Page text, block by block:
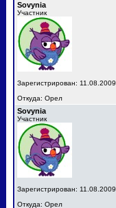
Sovynia
Участник
Зарегистрирован: 11.08.2009
Откуда: Орел
Sovynia
Участник
Зарегистрирован: 11.08.2009
Откуда: Орел